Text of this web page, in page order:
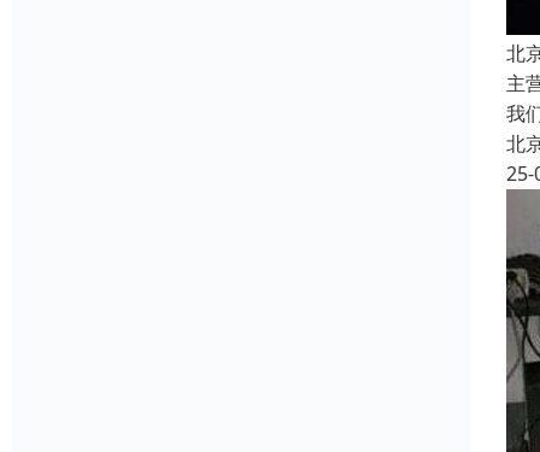
北
主
我
北
25-